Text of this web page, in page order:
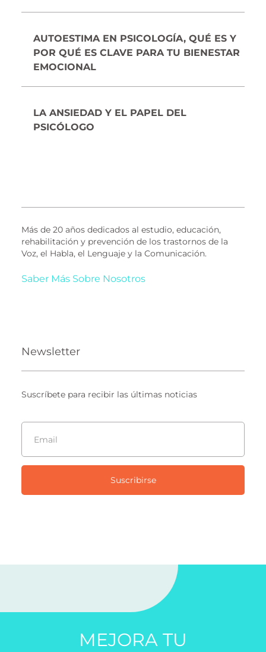
AUTOESTIMA EN PSICOLOGÍA, QUÉ ES Y
POR QUÉ ES CLAVE PARA TU BIENESTAR
EMOCIONAL
LA ANSIEDAD Y EL PAPEL DEL
PSICÓLOGO
Más de 20 años dedicados al estudio, educación,
rehabilitación y prevención de los trastornos de la
Voz, el Habla, el Lenguaje y la Comunicación.
Saber Más Sobre Nosotros
Newsletter
Suscríbete para recibir las últimas noticias
Suscribirse
MEJORA TU